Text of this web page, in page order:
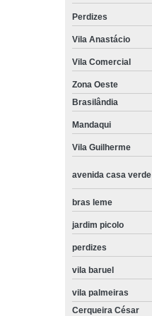
Perdizes
Vila Anastácio
Vila Comercial
Zona Oeste
Brasilândia
Mandaqui
Vila Guilherme
avenida casa verde
bras leme
jardim picolo
perdizes
vila baruel
vila palmeiras
Cerqueira César